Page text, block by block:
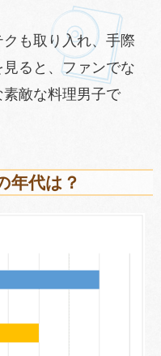
も取り入れ、手際
ると、ファンでな
敵な料理男子で
年代は？